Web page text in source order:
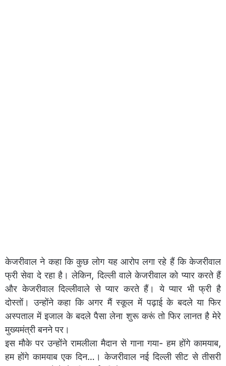
केजरीवाल ने कहा कि कुछ लोग यह आरोप लगा रहे हैं कि केजरीवाल
फ्री सेवा दे रहा है। लेकिन, दिल्ली वाले केजरीवाल को प्यार करते हैं
और केजरीवाल दिल्लीवाले से प्यार करते हैं। ये प्यार भी फ्री है
दोस्तों। उन्होंने कहा कि अगर मैं स्कूल में पढ़ाई के बदले या फिर
अस्पताल में इजाल के बदले पैसा लेना शुरू करूं तो फिर लानत है मेरे
मुख्यमंत्री बनने पर।
इस मौके पर उन्होंने रामलीला मैदान से गाना गया- हम होंगे कामयाब,
हम होंगे कामयाब एक दिन…। केजरीवाल नई दिल्ली सीट से तीसरी